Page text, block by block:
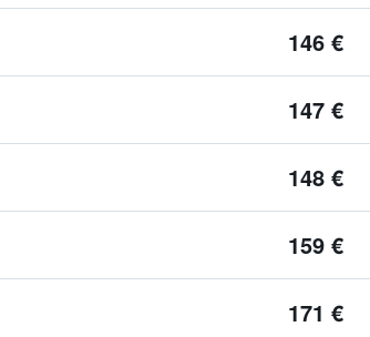
146 €
147 €
148 €
159 €
171 €